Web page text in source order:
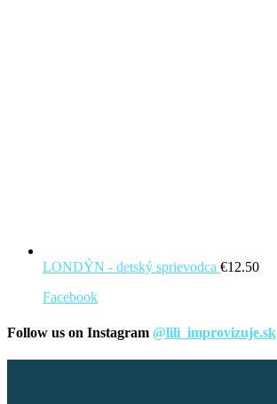
LONDÝN - detský sprievodca €12.50
Facebook
Follow us on Instagram @lili_improvizuje.sk